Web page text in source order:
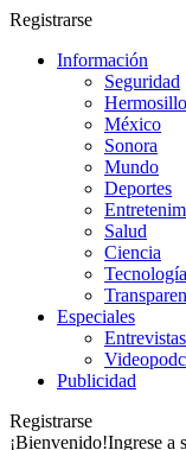
Registrarse
Información
Seguridad
Hermosillo
México
Sonora
Mundo
Deportes
Salud
Ciencia
Tecnología
Especiales
Publicidad
Registrarse
¡Bienvenido!Ingrese a